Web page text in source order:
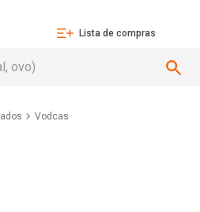
Lista de compras
Vodcas